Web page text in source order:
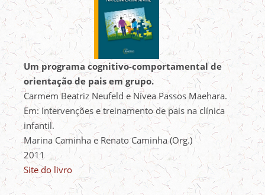
Um programa cognitivo-comportamental de
orientação de pais em grupo.
Carmem Beatriz Neufeld e Nívea Passos Maehara.
Em: Intervenções e treinamento de pais na clínica
infantil.
Marina Caminha e Renato Caminha (Org.)
2011
Site do livro